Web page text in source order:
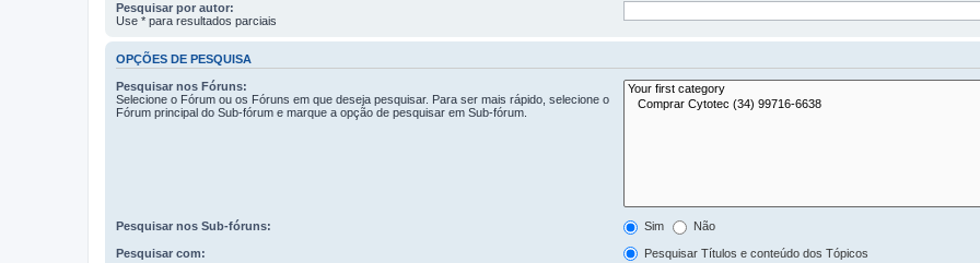
Pesquisar por autor:
Use * para resultados parciais
OPÇÕES DE PESQUISA
Pesquisar nos Fóruns:
Selecione o Fórum ou os Fóruns em que deseja pesquisar. Para ser mais rápido, selecione o
Fórum principal do Sub-fórum e marque a opção de pesquisar em Sub-fórum.
Pesquisar nos Sub-fóruns: Sim Não
Pesquisar com:
Pesquisar Títulos e conteúdo dos Tópicos